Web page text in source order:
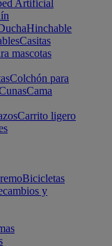
Artificial
Hinchable
Casitas
mascotas
Colchón para
Cama
Carrito ligero
Bicicletas
y